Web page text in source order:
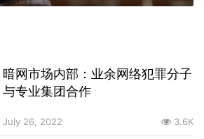
暗网市场内部：业余网络犯罪分子
与专业集团合作
July 26, 2022 3.6K